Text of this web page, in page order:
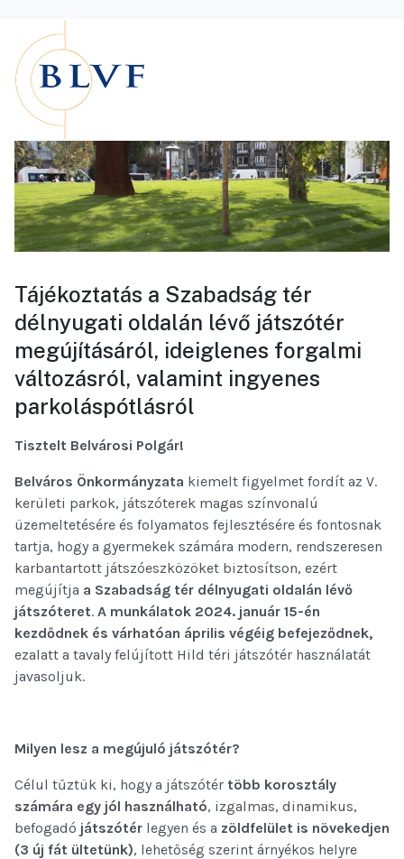
Tájékoztatás a Szabadság tér
délnyugati oldalán lévő játszótér
megújításáról, ideiglenes forgalmi
változásról, valamint ingyenes
parkoláspótlásról
Tisztelt Belvárosi Polgár!
Belváros Önkormányzata kiemelt figyelmet fordít az V.
kerületi parkok, játszóterek magas színvonalú
üzemeltetésére és folyamatos fejlesztésére és fontosnak
tartja, hogy a gyermekek számára modern, rendszeresen
karbantartott játszóeszközöket biztosítson, ezért
megújítja a Szabadság tér délnyugati oldalán lévő
játszóteret. A munkálatok 2024. január 15-én
kezdődnek és várhatóan április végéig befejeződnek,
ezalatt a tavaly felújított Hild téri játszótér használatát
javasoljuk.
Milyen lesz a megújuló játszótér?
Célul tűztük ki, hogy a játszótér több korosztály
számára egy jól használható, izgalmas, dinamikus,
befogadó játszótér legyen és a zöldfelület is növekedjen
(3 új fát ültetünk), lehetőség szerint árnyékos helyre